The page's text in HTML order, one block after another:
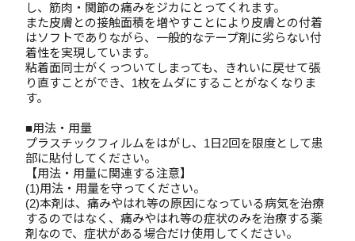
し、筋肉・関節の痛みをジカにとってくれます。
また皮膚との接触面積を増やすことにより皮膚との付着
はソフトでありながら、一般的なテープ剤に劣らない付
着性を実現しています。
粘着面同士がくっついてしまっても、きれいに戻せて張
り直すことができ、1枚をムダにすることがなくなりま
す。
■用法・用量
プラスチックフィルムをはがし、1日2回を限度として患
部に貼付してください。
【用法・用量に関連する注意】
(1)用法・用量を守ってください。
(2)本剤は、痛みやはれ等の原因になっている病気を治療
するのではなく、痛みやはれ等の症状のみを治療する薬
剤なので、症状がある場合だけ使用してください。